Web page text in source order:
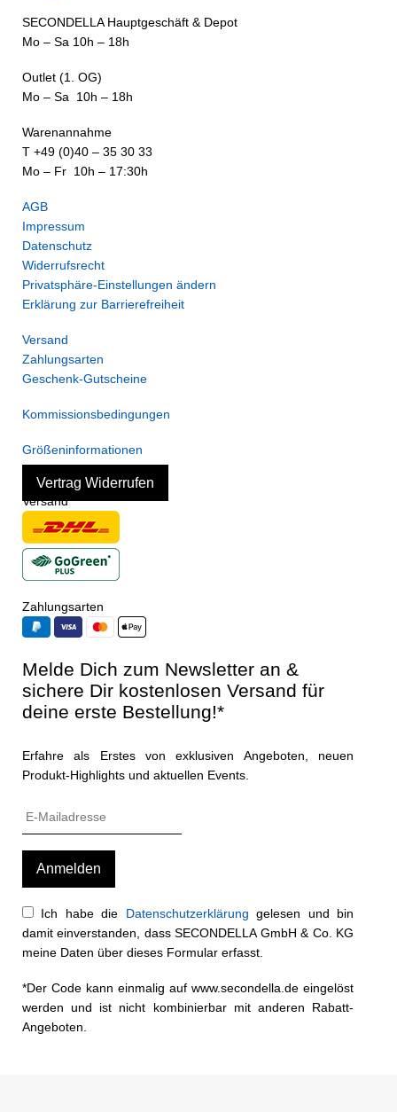
SECONDELLA Hauptgeschäft & Depot
Mo – Sa 10h – 18h
Outlet (1. OG)
Mo – Sa 10h – 18h
Warenannahme
T +49 (0)40 – 35 30 33
Mo – Fr 10h – 17:30h
AGB
Impressum
Datenschutz
Widerrufsrecht
Privatsphäre-Einstellungen ändern
Erklärung zur Barrierefreiheit
Versand
Zahlungsarten
Geschenk-Gutscheine
Kommissionsbedingungen
Größeninformationen
Vertrag Widerrufen
Versand
Zahlungsarten
Melde Dich zum Newsletter an &
sichere Dir kostenlosen Versand für
deine erste Bestellung!*
Erfahre als Erstes von exklusiven Angeboten, neuen
Produkt-Highlights und aktuellen Events.
Ich habe die Datenschutzerklärung gelesen und bin
damit einverstanden, dass SECONDELLA GmbH & Co. KG
meine Daten über dieses Formular erfasst.
*Der Code kann einmalig auf www.secondella.de eingelöst
werden und ist nicht kombinierbar mit anderen Rabatt-
Angeboten.